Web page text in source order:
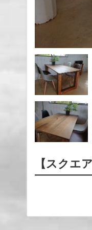
【スクエ